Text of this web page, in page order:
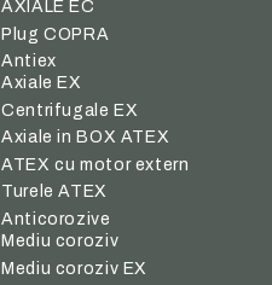
AXIALE EC
Plug COPRA
Antiex
Axiale EX
Centrifugale EX
Axiale in BOX ATEX
ATEX cu motor extern
Turele ATEX
Anticorozive
Mediu coroziv
Mediu coroziv EX